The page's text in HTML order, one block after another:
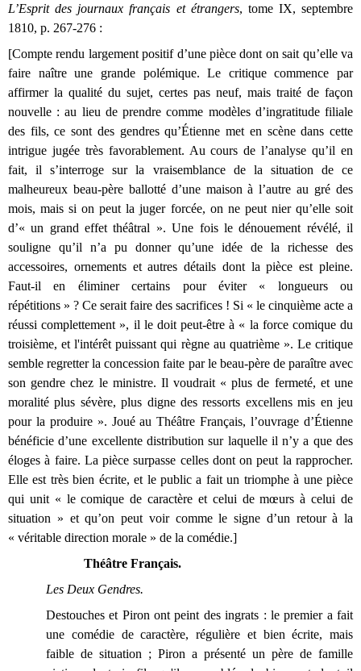
L’Esprit des journaux français et étrangers, tome IX, septembre
1810, p. 267-276 :
[Compte rendu largement positif d’une pièce dont on sait qu’elle va
faire naître une grande polémique. Le critique commence par
affirmer la qualité du sujet, certes pas neuf, mais traité de façon
nouvelle : au lieu de prendre comme modèles d’ingratitude filiale
des fils, ce sont des gendres qu’Étienne met en scène dans cette
intrigue jugée très favorablement. Au cours de l’analyse qu’il en
fait, il s’interroge sur la vraisemblance de la situation de ce
malheureux beau-père ballotté d’une maison à l’autre au gré des
mois, mais si on peut la juger forcée, on ne peut nier qu’elle soit
d’« un grand effet théâtral ». Une fois le dénouement révélé, il
souligne qu’il n’a pu donner qu’une idée de la richesse des
accessoires, ornements et autres détails dont la pièce est pleine.
Faut-il en éliminer certains pour éviter « longueurs ou
répétitions » ? Ce serait faire des sacrifices ! Si « le cinquième acte a
réussi complettement », il le doit peut-être à « la force comique du
troisième, et l'intérêt puissant qui règne au quatrième ». Le critique
semble regretter la concession faite par le beau-père de paraître avec
son gendre chez le ministre. Il voudrait « plus de fermeté, et une
moralité plus sévère, plus digne des ressorts excellens mis en jeu
pour la produire ». Joué au Théâtre Français, l’ouvrage d’Étienne
bénéficie d’une excellente distribution sur laquelle il n’y a que des
éloges à faire. La pièce surpasse celles dont on peut la rapprocher.
Elle est très bien écrite, et le public a fait un triomphe à une pièce
qui unit « le comique de caractère et celui de mœurs à celui de
situation » et qu’on peut voir comme le signe d’un retour à la
« véritable direction morale » de la comédie.]
Théâtre Français.
Les Deux Gendres.
Destouches et Piron ont peint des ingrats : le premier a fait
une comédie de caractère, régulière et bien écrite, mais
faible de situation ; Piron a présenté un père de famille